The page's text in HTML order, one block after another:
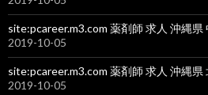
site:pcareer.m3.com 薬剤師 求人 沖縄県
2019-10-05
site:pcareer.m3.com 薬剤師 求人 沖縄県
2019-10-05